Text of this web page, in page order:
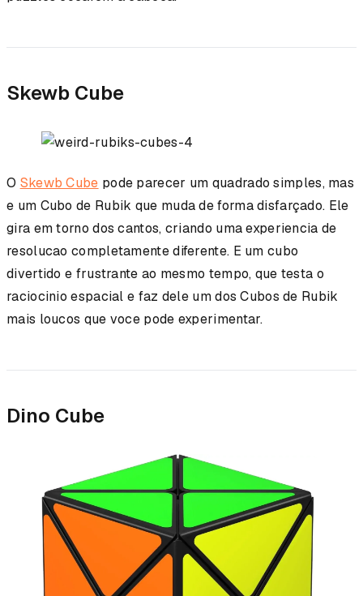
Skewb Cube
O Skewb Cube pode parecer um quadrado simples, mas
e um Cubo de Rubik que muda de forma disfarçado. Ele
gira em torno dos cantos, criando uma experiencia de
resolucao completamente diferente. E um cubo
divertido e frustrante ao mesmo tempo, que testa o
raciocinio espacial e faz dele um dos Cubos de Rubik
mais loucos que voce pode experimentar.
Dino Cube